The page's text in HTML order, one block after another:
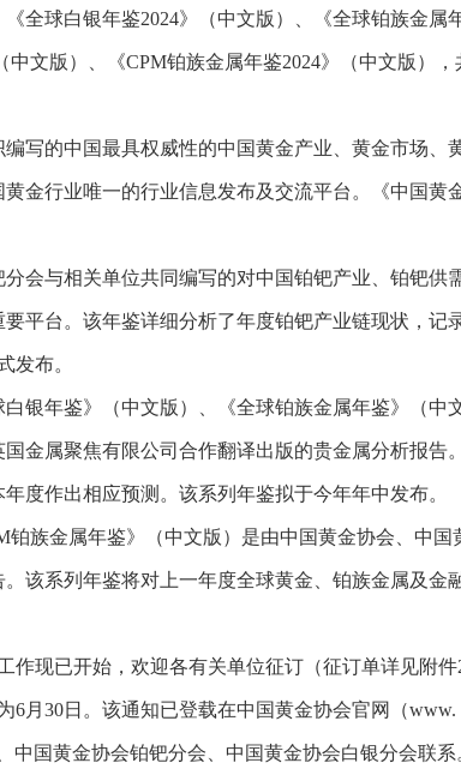
全球白银年鉴2024》（中文版）、《全球铂族金属
文版）、《CPM铂族金属年鉴2024》（中文版）
写的中国最具权威性的中国黄金产业、黄金市场、
金行业唯一的行业信息发布及交流平台。《中国黄
会与相关单位共同编写的对中国铂钯产业、铂钯供
平台。该年鉴详细分析了年度铂钯产业链现状，记
发布。
银年鉴》（中文版）、《全球铂族金属年鉴》（中
金属聚焦有限公司合作翻译出版的贵金属分析报告
度作出相应预测。该系列年鉴拟于今年年中发布。
铂族金属年鉴》（中文版）是由中国黄金协会、中
该系列年鉴将对上一年度全球黄金、铂族金属及金
作现已开始，欢迎各有关单位征订（征订单详见附
6月30日。该通知已登载在中国黄金协会官网（www.
中国黄金协会铂钯分会、中国黄金协会白银分会联系